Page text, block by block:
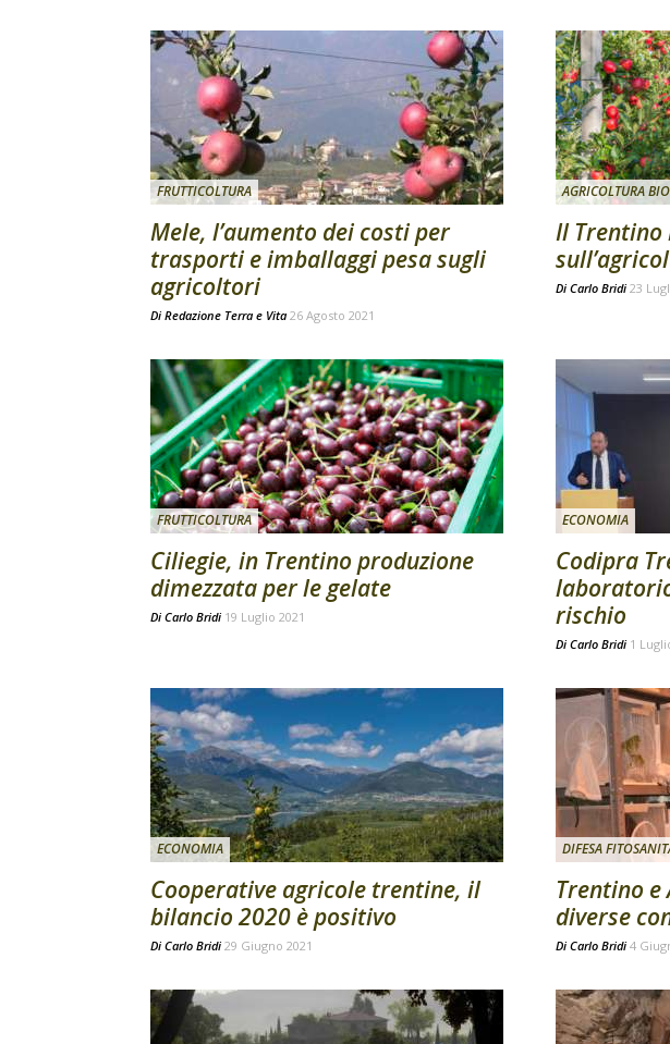
FRUTTICOLTURA
Mele, l’aumento dei costi per
trasporti e imballaggi pesa sugli
agricoltori
Di Redazione Terra e Vita 26 Agosto 2021
AGRICOLTURA
Il Trentino
Di Carlo Bridi 23
FRUTTICOLTURA
Ciliegie, in Trentino produzione
dimezzata per le gelate
Di Carlo Bridi 19 Luglio 2021
ECONOMIA
Codipra
rischio
Di Carlo Bridi 1
ECONOMIA
Cooperative agricole trentine, il
bilancio 2020 è positivo
Di Carlo Bridi 29 Giugno 2021
DIFESA
Trentino e
diverse
Di Carlo Bridi 4